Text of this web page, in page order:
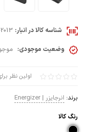
اولین نظر
برند: انرجایزر | Energizer
رنگ كالا
شناسه کالا در انبار:
وضعیت موجودی: